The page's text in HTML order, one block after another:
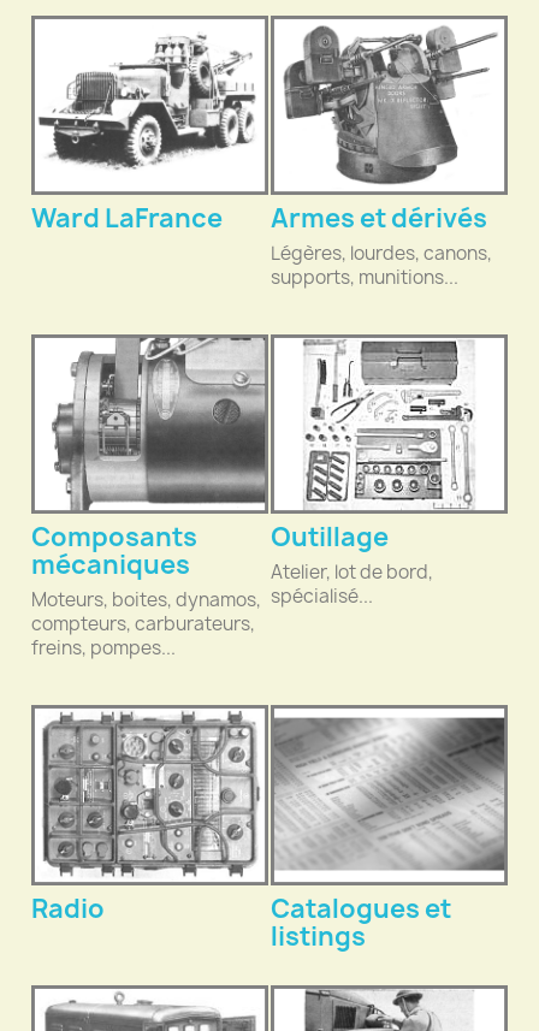
Ward LaFrance Armes et dérivés
Légères, lourdes, canons,
supports, munitions...
Composants
mécaniques
Moteurs, boites, dynamos,
compteurs, carburateurs,
freins, pompes...
Outillage
Atelier, lot de bord,
spécialisé...
Radio Catalogues et
listings